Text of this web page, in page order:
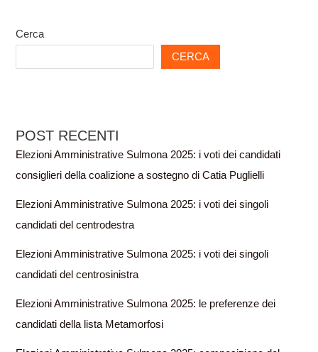
Cerca
CERCA
POST RECENTI
Elezioni Amministrative Sulmona 2025: i voti dei candidati
consiglieri della coalizione a sostegno di Catia Puglielli
Elezioni Amministrative Sulmona 2025: i voti dei singoli
candidati del centrodestra
Elezioni Amministrative Sulmona 2025: i voti dei singoli
candidati del centrosinistra
Elezioni Amministrative Sulmona 2025: le preferenze dei
candidati della lista Metamorfosi